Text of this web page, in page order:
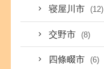
寝屋川市 (12)
交野市 (8)
四條畷市 (6)